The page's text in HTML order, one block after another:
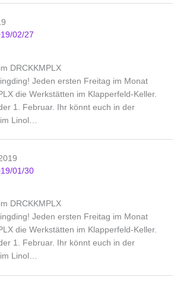
02/27
DRCKKMPLX
Jeden ersten Freitag im Monat
die Werkstätten im Klapperfeld-Keller.
1. Februar. Ihr könnt euch in der
Linol…
01/30
DRCKKMPLX
Jeden ersten Freitag im Monat
die Werkstätten im Klapperfeld-Keller.
1. Februar. Ihr könnt euch in der
Linol…